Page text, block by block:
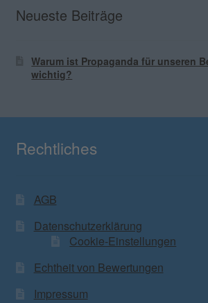
Neueste Beiträge
Warum ist Propaganda für unseren
wichtig?
Rechtliches
AGB
Datenschutzerklärung
Cookie-Einstellungen
Echtheit von Bewertungen
Impressum